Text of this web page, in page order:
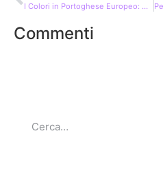
I Colori in Portoghese Europeo: Guida Completa con 7 Categorie Essenziali
Commenti